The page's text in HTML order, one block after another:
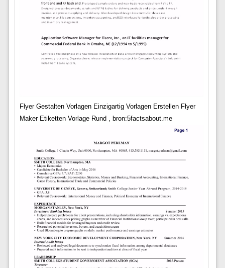
Flyer Gestalten Vorlagen Einzigartig Vorlagen Erstellen Flyer
Maker Etiketten Vorlage Rund , bron:5factsabout.me